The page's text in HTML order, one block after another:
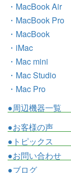
・MacBook Air
・MacBook Pro
・MacBook
・iMac
・Mac mini
・Mac Studio
・Mac Pro
●周辺機器一覧
●お客様の声
●トピックス
●お問い合わせ
●ブログ